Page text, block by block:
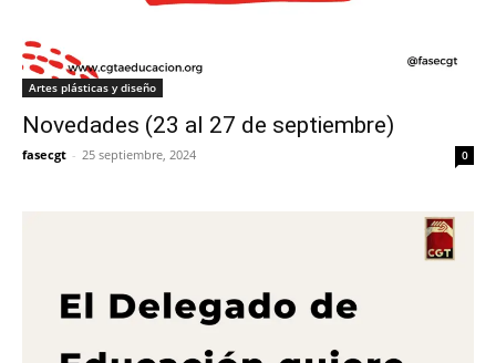
Artes plásticas y diseño
Novedades (23 al 27 de septiembre)
fasecgt - 25 septiembre, 2024 0